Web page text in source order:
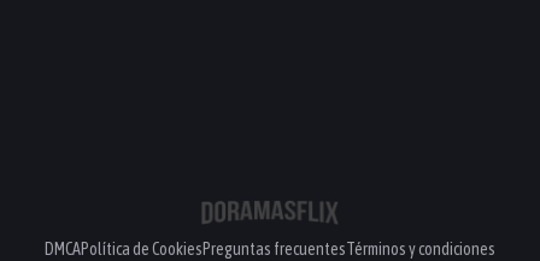
DMCAPolítica de CookiesPreguntas frecuentesTérminos y condiciones